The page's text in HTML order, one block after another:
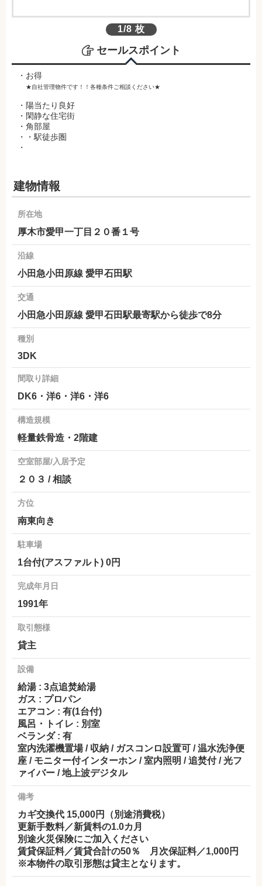
1/8 枚
セールスポイント
・お得
★自社管理物件です！！各種条件ご相談ください★
・陽当たり良好
・閑静な住宅街
・角部屋
・・駅徒歩圏
・
建物情報
所在地
厚木市愛甲一丁目２０番１号
沿線
小田急小田原線 愛甲石田駅
交通
小田急小田原線 愛甲石田駅最寄駅から徒歩で8分
種別
3DK
間取り詳細
DK6・洋6・洋6・洋6
構造規模
軽量鉄骨造・2階建
空室部屋/入居予定
２０３ / 相談
方位
南東向き
駐車場
1台付(アスファルト) 0円
完成年月日
1991年
取引態様
貸主
設備
給湯 : 3点追焚給湯
ガス : プロパン
エアコン : 有(1台付)
風呂・トイレ : 別室
ベランダ : 有
室内洗濯機置場 / 収納 / ガスコンロ設置可 / 温水洗浄便
座 / モニター付インターホン / 室内照明 / 追焚付 / 光フ
ァイバー / 地上波デジタル
備考
カギ交換代 15,000円（別途消費税）
更新手数料／新賃料の1.0カ月
別途火災保険にご加入ください
賃貸保証料／賃貸合計の50％ 月次保証料／1,000円
※本物件の取引形態は貸主となります。